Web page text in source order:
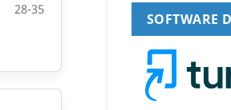
28-35
SOFTWARE